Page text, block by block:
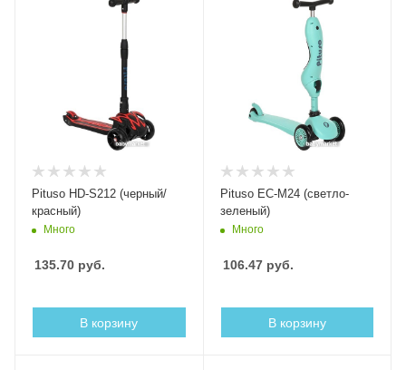
Pituso HD-S212 (черный/
красный)
Много
135.70 руб.
В корзину
Pituso EC-M24 (светло-
зеленый)
Много
106.47руб.
В корзину